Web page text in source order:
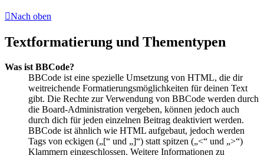
Nach oben
Textformatierung und Thementypen
Was ist BBCode?
BBCode ist eine spezielle Umsetzung von HTML, die dir
weitreichende Formatierungsmöglichkeiten für deinen Text
gibt. Die Rechte zur Verwendung von BBCode werden durch
die Board-Administration vergeben, können jedoch auch
durch dich für jeden einzelnen Beitrag deaktiviert werden.
BBCode ist ähnlich wie HTML aufgebaut, jedoch werden
Tags von eckigen („[“ und „]“) statt spitzen („<“ und „>“)
Klammern eingeschlossen. Weitere Informationen zu